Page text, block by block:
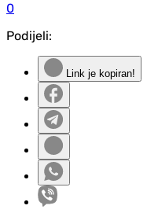
0
Podijeli:
Link je kopiran!